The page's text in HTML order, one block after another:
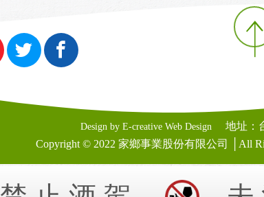
Design by E-creative Web Design 地址：
Copyright © 2022 家鄉事業股份有限公司 │All